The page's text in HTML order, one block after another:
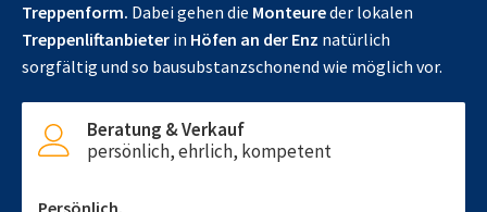
Treppenform. Dabei gehen die Monteureder lokalen
Treppenliftanbieter in Höfen an der Enz natürlich
sorgfältig und so bausubstanzschonend wie möglich vor.
Beratung & Verkauf
persönlich, ehrlich, kompetent